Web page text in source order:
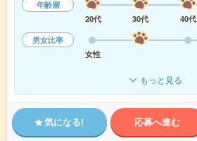
年齢層
20代
30代 40代
男女比率
女性
もっと見る
気になる! 応募へ進む